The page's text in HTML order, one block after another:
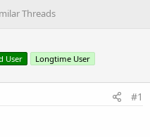
Threads
User Longtime User
#1